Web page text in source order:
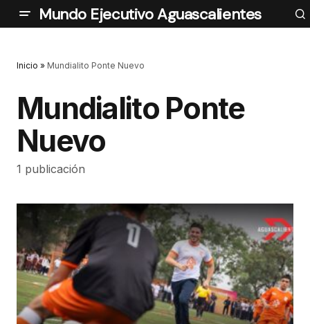
Mundo Ejecutivo Aguascalientes
Inicio » Mundialito Ponte Nuevo
Mundialito Ponte
Nuevo
1 publicación